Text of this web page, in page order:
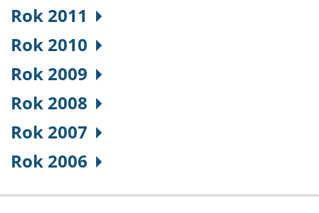
Rok 2011
Rok 2010
Rok 2009
Rok 2008
Rok 2007
Rok 2006